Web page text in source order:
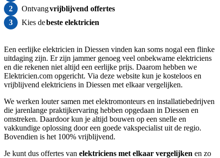
2
Ontvangvrijblijvend offertes
3
Kies debeste elektricien
Een eerlijke elektricien in Diessen vinden kan soms nogal een flinke
uitdaging zijn. Er zijn jammer genoeg veel onbekwame elektriciens
en die rekenen niet altijd een eerlijke prijs. Daarom hebben we
Elektricien.com opgericht. Via deze website kun je kosteloos en
vrijblijvend elektriciens in Diessen met elkaar vergelijken.
We werken louter samen met elektromonteurs en installatiebedrijven
die jarenlange praktijkervaring hebben opgedaan in Diessen en
omstreken. Daardoor kun je altijd bouwen op een snelle en
vakkundige oplossing door een goede vakspecialist uit de regio.
Bovendien is het 100% vrijblijvend.
Je kunt dus offertes van elektriciens met elkaar vergelijken en zo